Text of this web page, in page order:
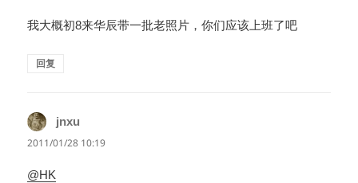
我大概初8来华辰带一批老照片，你们应该上班了吧
回复
jnxu
道：
2011/01/28 10:19
@HK